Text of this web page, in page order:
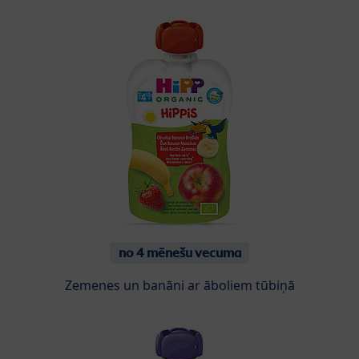
no 4 mēnešu vecuma
Zemenes un banāni ar āboliem tūbiņā